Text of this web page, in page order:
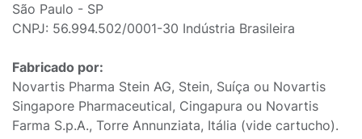
São Paulo - SP
CNPJ: 56.994.502/0001-30 Indústria Brasileira
Fabricado por:
Novartis Pharma Stein AG, Stein, Suíça ou Novartis
Singapore Pharmaceutical, Cingapura ou Novartis
Farma S.p.A., Torre Annunziata, Itália (vide cartucho).